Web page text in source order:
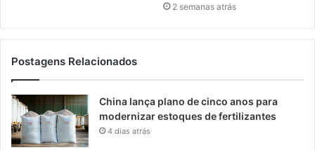
2 semanas atrás
Postagens Relacionados
China lança plano de cinco anos para
modernizar estoques de fertilizantes
4 dias atrás